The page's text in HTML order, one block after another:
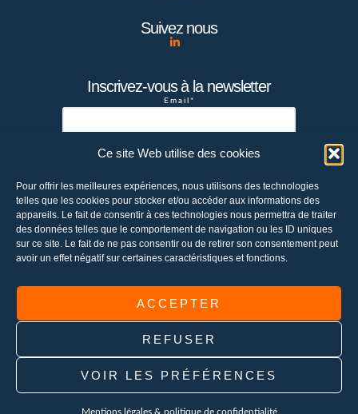
Ce site Web utilise des cookies
Pour offrir les meilleures expériences, nous utilisons des technologies
telles que les cookies pour stocker et/ou accéder aux informations des
appareils. Le fait de consentir à ces technologies nous permettra de traiter
des données telles que le comportement de navigation ou les ID uniques
sur ce site. Le fait de ne pas consentir ou de retirer son consentement peut
avoir un effet négatif sur certaines caractéristiques et fonctions.
ACCEPTER
REFUSER
VOIR LES PRÉFÉRENCES
Mentions légales & politique de confidentialité
Suivez nous
Inscrivez-vous à la newsletter
Email*
uniquement utilisée pour vous envoyer la
newsletter de la société Chetwode. Vous
pouvez à tout moment utiliser le lien de
désabonnement intégré dans la newsletter
pour vous désabonner ou envoyer un email à
contact@chetwode.fr
Copyright © 2026
HomeQui sommes-nous ?SolutionsRéalisationsActualitéContact